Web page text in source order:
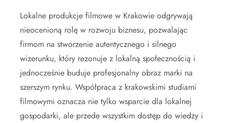
Lokalne produkcje filmowe w Krakowie odgrywają
nieocenioną rolę w rozwoju biznesu, pozwalając
firmom na stworzenie autentycznego i silnego
wizerunku, który rezonuje z lokalną społecznością i
jednocześnie buduje profesjonalny obraz marki na
szerszym rynku. Współpraca z krakowskimi studiami
filmowymi oznacza nie tylko wsparcie dla lokalnej
gospodarki, ale przede wszystkim dostęp do wiedzy i